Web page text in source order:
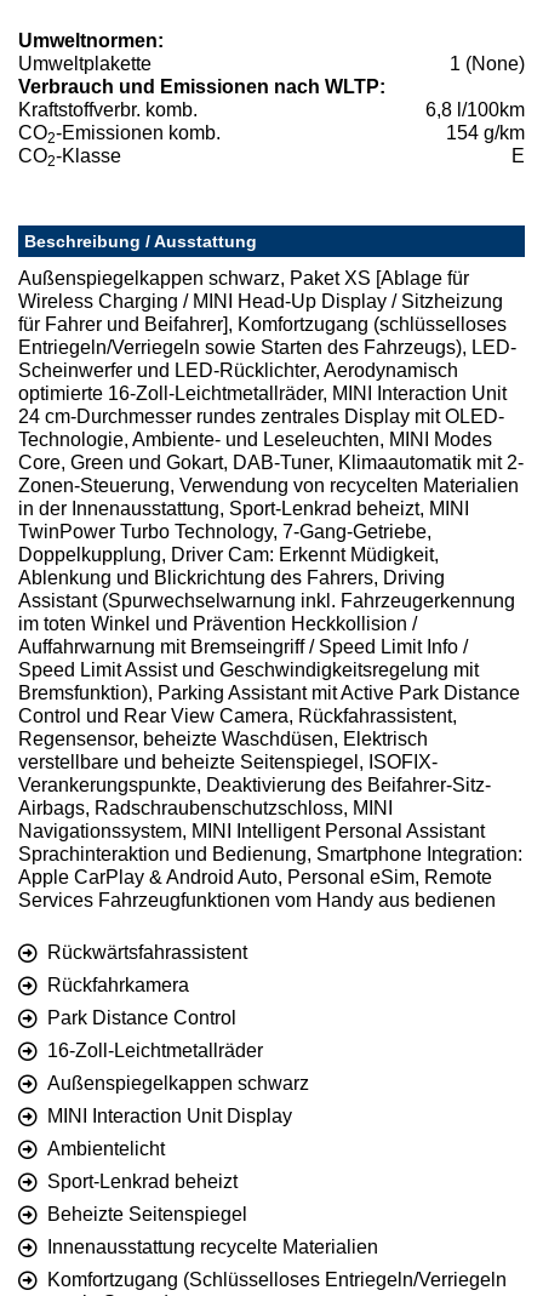
Umweltnormen:
Umweltplakette
1 (None)
Verbrauch und Emissionen nach WLTP:
Kraftstoffverbr. komb.
6,8 l/100km
CO2-Emissionen komb.
154 g/km
CO2-Klasse E
Beschreibung / Ausstattung
Außenspiegelkappen schwarz, Paket XS [Ablage für
Wireless Charging / MINI Head-Up Display / Sitzheizung
für Fahrer und Beifahrer], Komfortzugang (schlüsselloses
Entriegeln/Verriegeln sowie Starten des Fahrzeugs), LED-
Scheinwerfer und LED-Rücklichter, Aerodynamisch
optimierte 16-Zoll-Leichtmetallräder, MINI Interaction Unit
24 cm-Durchmesser rundes zentrales Display mit OLED-
Technologie, Ambiente- und Leseleuchten, MINI Modes
Core, Green und Gokart, DAB-Tuner, Klimaautomatik mit 2-
Zonen-Steuerung, Verwendung von recycelten Materialien
in der Innenausstattung, Sport-Lenkrad beheizt, MINI
TwinPower Turbo Technology, 7-Gang-Getriebe,
Doppelkupplung, Driver Cam: Erkennt Müdigkeit,
Ablenkung und Blickrichtung des Fahrers, Driving
Assistant (Spurwechselwarnung inkl. Fahrzeugerkennung
im toten Winkel und Prävention Heckkollision /
Auffahrwarnung mit Bremseingriff / Speed Limit Info /
Speed Limit Assist und Geschwindigkeitsregelung mit
Bremsfunktion), Parking Assistant mit Active Park Distance
Control und Rear View Camera, Rückfahrassistent,
Regensensor, beheizte Waschdüsen, Elektrisch
verstellbare und beheizte Seitenspiegel, ISOFIX-
Verankerungspunkte, Deaktivierung des Beifahrer-Sitz-
Airbags, Radschraubenschutzschloss, MINI
Navigationssystem, MINI Intelligent Personal Assistant
Sprachinteraktion und Bedienung, Smartphone Integration:
Apple CarPlay & Android Auto, Personal eSim, Remote
Services Fahrzeugfunktionen vom Handy aus bedienen
Rückwärtsfahrassistent
Rückfahrkamera
Park Distance Control
16-Zoll-Leichtmetallräder
Außenspiegelkappen schwarz
MINI Interaction Unit Display
Ambientelicht
Sport-Lenkrad beheizt
Beheizte Seitenspiegel
Innenausstattung recycelte Materialien
Komfortzugang (Schlüsselloses Entriegeln/Verriegeln